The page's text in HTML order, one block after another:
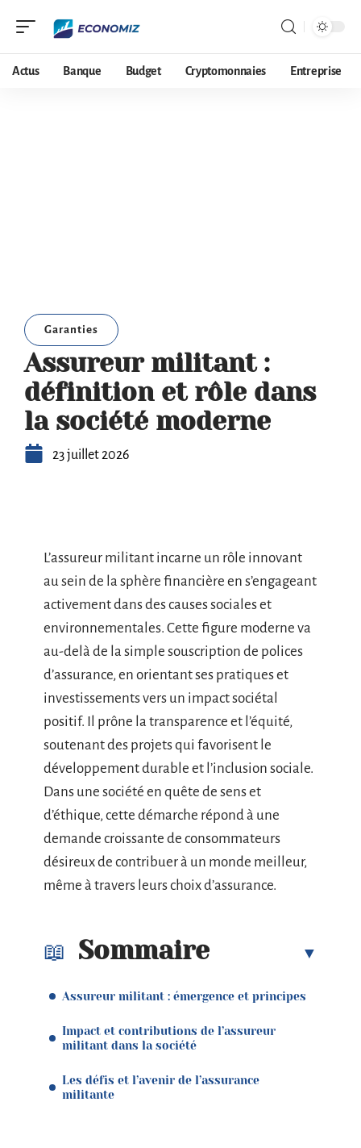
Actus Banque Budget Cryptomonnaies Entreprise
Garanties
Assureur militant :
définition et rôle dans
la société moderne
23 juillet 2026
L’assureur militant incarne un rôle innovant
au sein de la sphère financière en s’engageant
activement dans des causes sociales et
environnementales. Cette figure moderne va
au-delà de la simple souscription de polices
d’assurance, en orientant ses pratiques et
investissements vers un impact sociétal
positif. Il prône la transparence et l’équité,
soutenant des projets qui favorisent le
développement durable et l’inclusion sociale.
Dans une société en quête de sens et
d’éthique, cette démarche répond à une
demande croissante de consommateurs
désireux de contribuer à un monde meilleur,
même à travers leurs choix d’assurance.
Sommaire
Assureur militant : émergence et principes
Impact et contributions de l’assureur
militant dans la société
Les défis et l’avenir de l’assurance
militante